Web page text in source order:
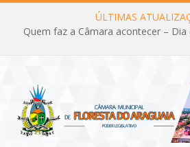
ÚLTIMAS
Quem faz a Câmara acontecer – Dia